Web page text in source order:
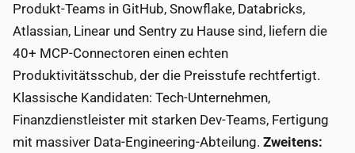
Produkt-Teams in GitHub, Snowflake, Databricks,
Atlassian, Linear und Sentry zu Hause sind, liefern die
40+ MCP-Connectoren einen echten
Produktivitätsschub, der die Preisstufe rechtfertigt.
Klassische Kandidaten: Tech-Unternehmen,
Finanzdienstleister mit starken Dev-Teams, Fertigung
mit massiver Data-Engineering-Abteilung. Zweitens: